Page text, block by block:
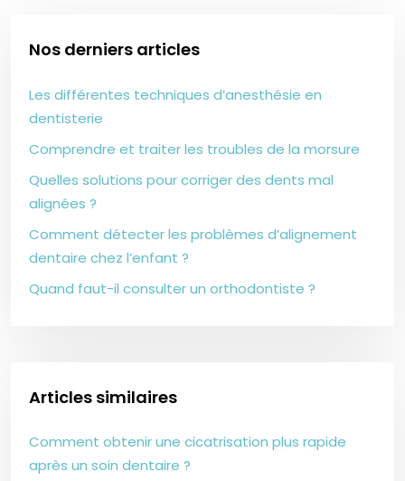
Nos derniers articles
Les différentes techniques d’anesthésie en
dentisterie
Comprendre et traiter les troubles de la morsure
Quelles solutions pour corriger des dents mal
alignées ?
Comment détecter les problèmes d’alignement
dentaire chez l’enfant ?
Quand faut-il consulter un orthodontiste ?
Articles similaires
Comment obtenir une cicatrisation plus rapide
après un soin dentaire ?